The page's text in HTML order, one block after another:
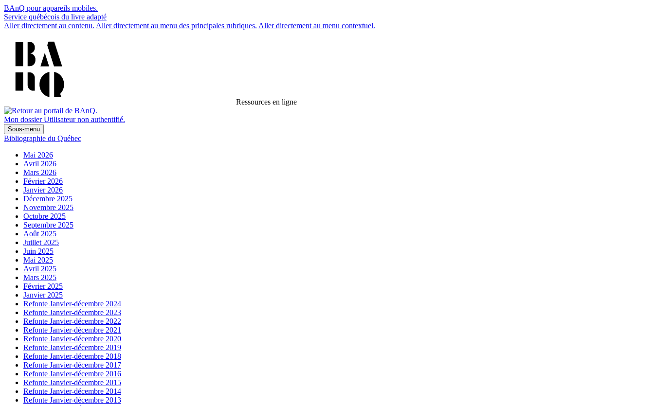
BAnQ pour appareils mobiles.
Service québécois du livre adapté
Aller directement au contenu. Aller directement au menu des principales rubriques. Aller directement au menu contextuel.
Ressources en ligne
Mon dossier Utilisateur non authentifié.
Sous-menu
Bibliographie du Québec
Mai 2026
Avril 2026
Mars 2026
Février 2026
Janvier 2026
Décembre 2025
Novembre 2025
Octobre 2025
Septembre 2025
Août 2025
Juillet 2025
Juin 2025
Mai 2025
Avril 2025
Mars 2025
Février 2025
Janvier 2025
Refonte Janvier-décembre 2024
Refonte Janvier-décembre 2023
Refonte Janvier-décembre 2022
Refonte Janvier-décembre 2021
Refonte Janvier-décembre 2020
Refonte Janvier-décembre 2019
Refonte Janvier-décembre 2018
Refonte Janvier-décembre 2017
Refonte Janvier-décembre 2016
Refonte Janvier-décembre 2015
Refonte Janvier-décembre 2014
Refonte Janvier-décembre 2013